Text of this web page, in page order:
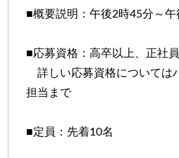
■概要説明：午後2時45分～午
■応募資格：高卒以上、正社
詳しい応募資格については
担当まで
■定員：先着10名